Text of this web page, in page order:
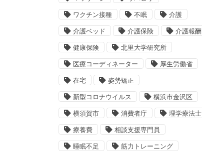
ワクチン接種 不眠 介護
介護ベッド 介護保険 介護報酬
健康保険 北里大学研究所
医療コーディネーター 厚生労働省
在宅 姿勢矯正
新型コロナウイルス 横浜市金沢区
横須賀市 消費者庁 理学療法士
療養費 相談支援専門員
睡眠不足 筋力トレーニング